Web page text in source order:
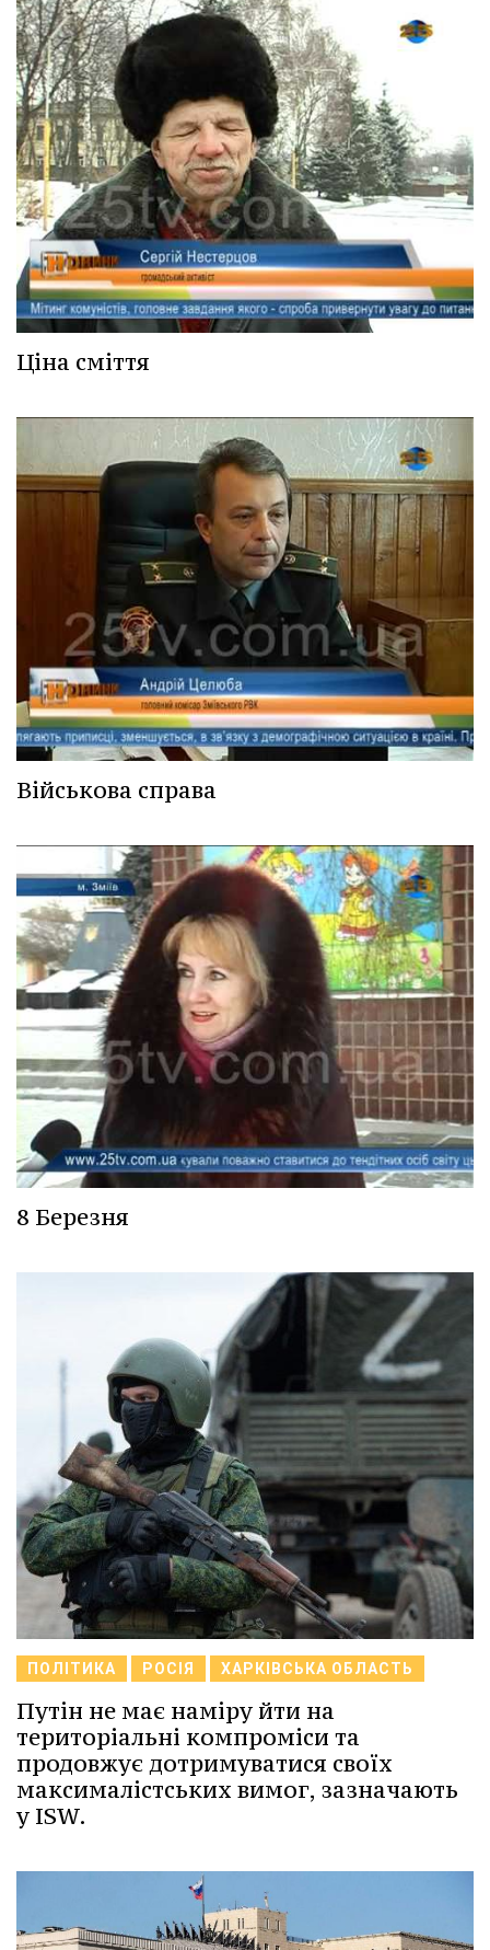
Ціна сміття
Військова справа
8 Березня
ПОЛІТИКА РОСІЯ ХАРКІВСЬКА ОБЛАСТЬ
Путін не має наміру йти на
територіальні компроміси та
продовжує дотримуватися своїх
максималістських вимог, зазначають
у ISW.